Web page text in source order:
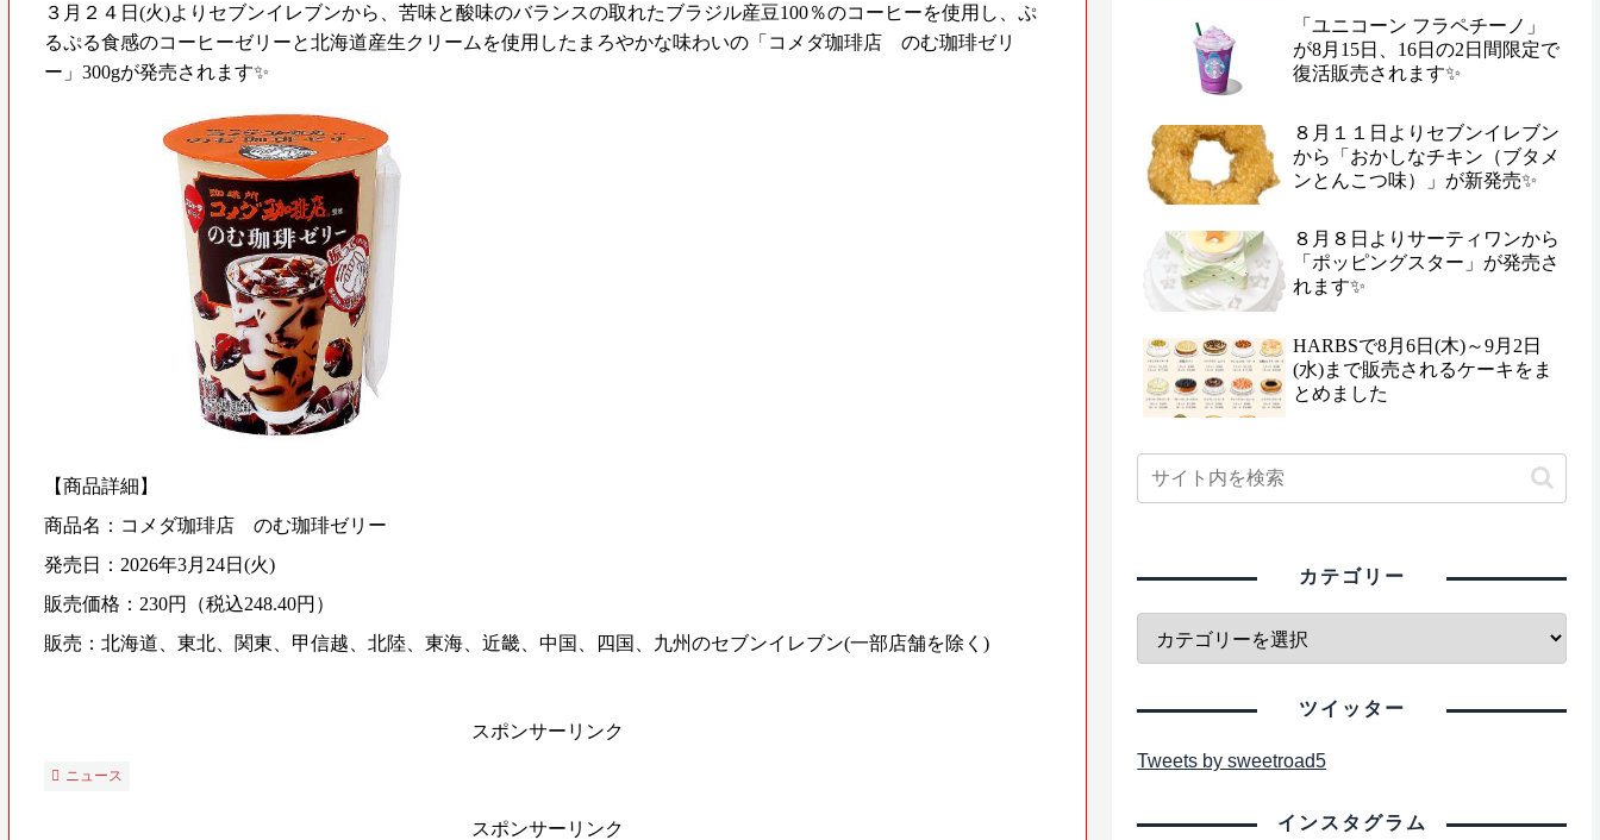
３月２４日(火)よりセブンイレブンから、苦味と酸味のバランスの取れたブラジル産豆100％のコーヒーを使用し、ぷ
るぷる食感のコーヒーゼリーと北海道産生クリームを使用したまろやかな味わいの「コメダ珈琲店 のむ珈琲ゼリ
ー」300gが発売されます✨
【商品詳細】
商品名：コメダ珈琲店 のむ珈琲ゼリー
発売日：2026年3月24日(火)
販売価格：230円（税込248.40円）
販売：北海道、東北、関東、甲信越、北陸、東海、近畿、中国、四国、九州のセブンイレブン(一部店舗を除く)
スポンサーリンク
ニュース
スポンサーリンク
「ユニコーン フラペチーノ」
が8月15日、16日の2日間限定で
復活販売されます✨
８月１１日よりセブンイレブン
から「おかしなチキン（ブタメ
ンとんこつ味）」が新発売✨
８月８日よりサーティワンから
「ポッピングスター」が発売さ
れます✨
HARBSで8月6日(木)～9月2日
(水)まで販売されるケーキをま
とめました
カテゴリー
ツイッター
Tweets by sweetroad5
インスタグラム